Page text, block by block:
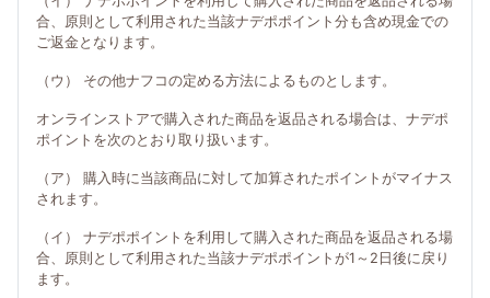
合、原則として利用された当該ナデポポイント分も含め現金での
ご返金となります。
（ウ） その他ナフコの定める方法によるものとします。
オンラインストアで購入された商品を返品される場合は、ナデポ
ポイントを次のとおり取り扱います。
（ア） 購入時に当該商品に対して加算されたポイントがマイナス
されます。
（イ） ナデポポイントを利用して購入された商品を返品される場
合、原則として利用された当該ナデポポイントが1～2日後に戻り
ます。